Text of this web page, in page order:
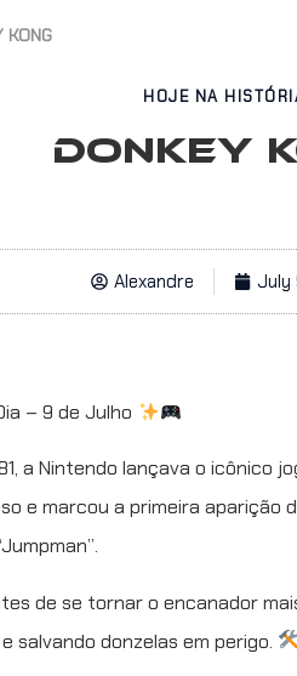
KONG
HOJE NA
DONKEY
Alexandre July
– 9 de Julho
a Nintendo lançava o icônico
e marcou a primeira aparição
de se tornar o encanador
salvando donzelas em perigo.